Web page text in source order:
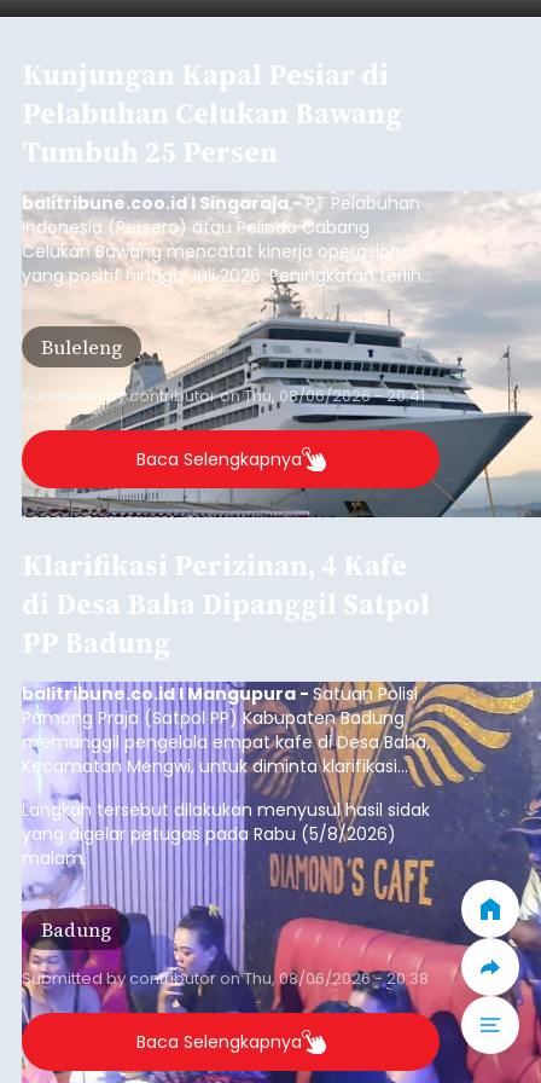
Sambut HUT RI, Rutan Bangli
Gelar Pemeriksaan Kesehatan
Gratis
balitribune.co.id I Bangli -Serangkian
memperingati hari ulang tahun Kemerdekaan
Republik Indonesia ( HUT RI) ke-81, Rumah
Tahanan Negara Kelas II B Bangli menggelar
kegiatan pemeriksaan kesehatan gratis, Rabu
(6/8/2026).
Bangli
Submitted by contributoronThu, 08/06/2026 - 20:56